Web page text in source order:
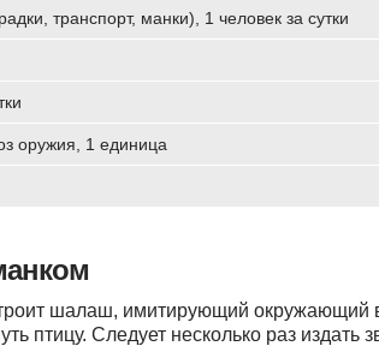
транспорт, манки), 1 человек за сутки
оружия, 1 единица
шалаш, имитирующий окружающий
птицу. Следует несколько раз издать